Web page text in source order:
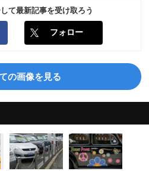
て最新記事を受け取ろう
フォロー
の画像を見る